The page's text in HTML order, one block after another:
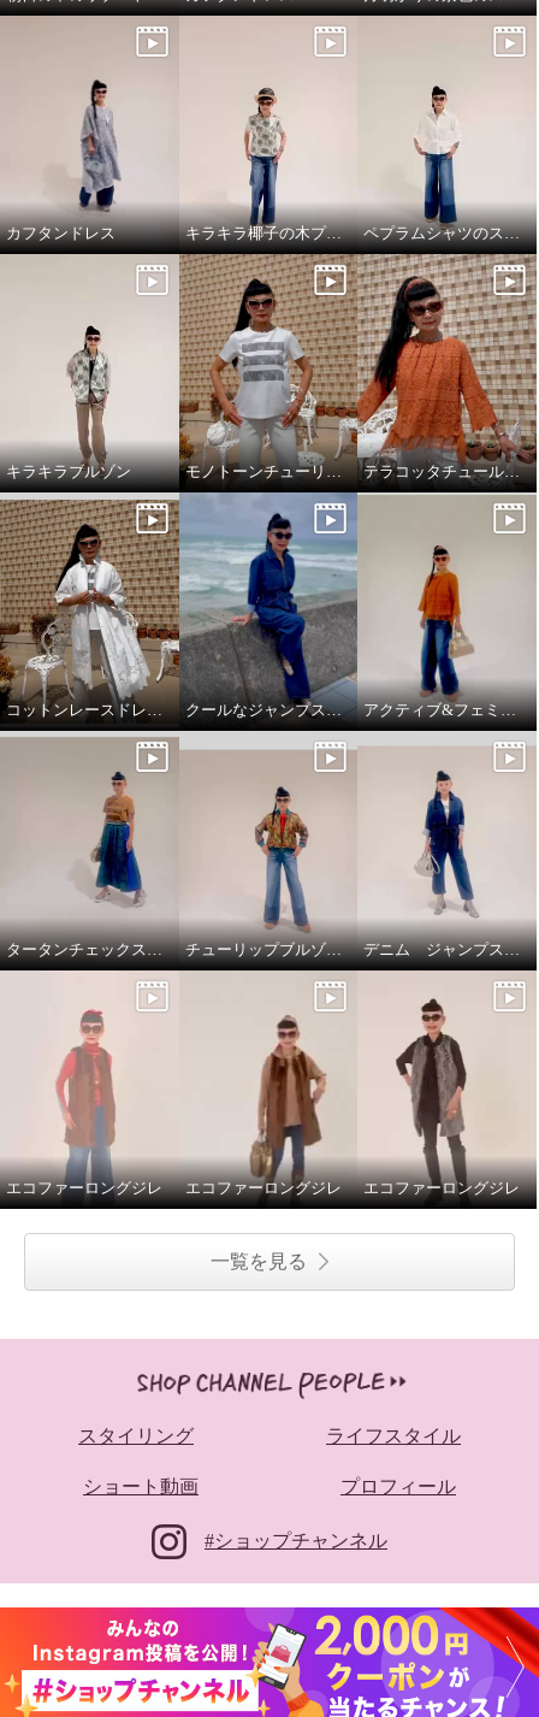
カフタンドレス キラキラ椰子の木プルオーバーでワクワクスタイリング ペプラムシャツのスタイリング
キラキラブルゾン モノトーンチューリップ柄のTシャツ テラコッタチュールレースプルオーバー。
コットンレースドレスコート クールなジャンプスーツ‼️ アクティブ&フェミニンスタイリング
タータンチェックスカートで、新鮮スタイリング チューリップブルゾンと、ブラストパギーパンツ デニム ジャンプスーツ
エコファーロングジレ エコファーロングジレ エコファーロングジレ
一覧を見る
スタイリング ライフスタイル
ショート動画 プロフィール
#ショップチャンネル